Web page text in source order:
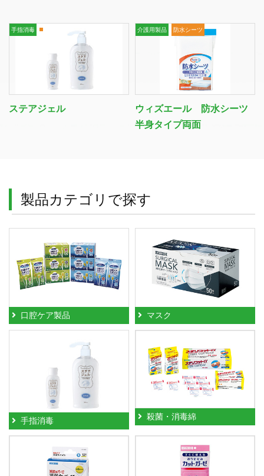
手指消毒
ステアジェル
介護用製品 防水シーツ
ウィズエール 防水シーツ
半身タイプ両面
製品カテゴリで探す
口腔ケア製品 マスク
手指消毒 殺菌・消毒綿
※新型コロナウイルス感染症対策として、
現在、受付時間を一部短縮しております。
メールでのお問い合わせ
メールでのお問い合わせ